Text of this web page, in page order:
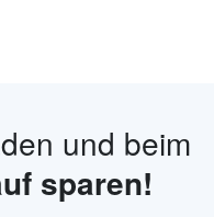
und beim
sparen!